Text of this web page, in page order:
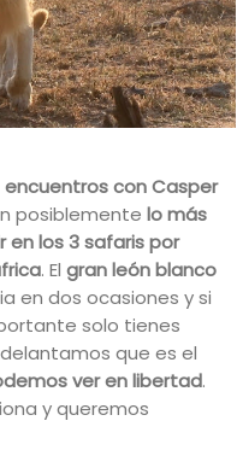
encuentros con Casper
posiblemente lo más
en los 3 safaris por
. El gran león blanco
en dos ocasiones y si
solo tienes
que es el
ver en libertad.
y queremos